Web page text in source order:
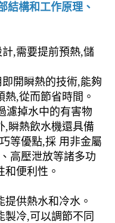
結構和工作原理、
,需要提前預熱,儲
開瞬熱的技術,能夠
,從而節省時間。
濾掉水中的有害物
,瞬熱飲水機還具備
等優點,採 用非金屬
高壓泄放等諸多功
便利性。
供熱水和冷水。
製冷,可以調節不同